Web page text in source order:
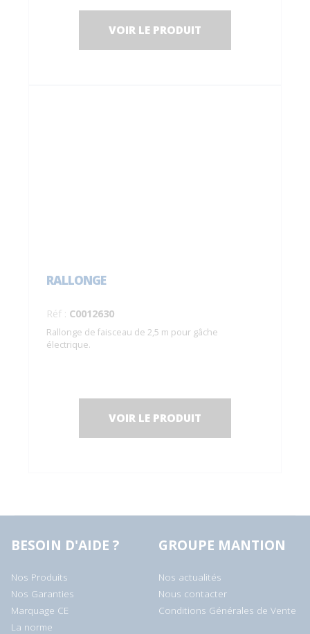
VOIR LE PRODUIT
RALLONGE
Réf : C0012630
Rallonge de faisceau de 2,5 m pour gâche
électrique.
VOIR LE PRODUIT
BESOIN D'AIDE ?
Nos Produits
Nos Garanties
Marquage CE
La norme
GROUPE MANTION
Nos actualités
Nous contacter
Conditions Générales de Vente